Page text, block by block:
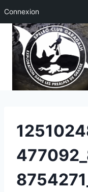
Connexion
Aller
contenu